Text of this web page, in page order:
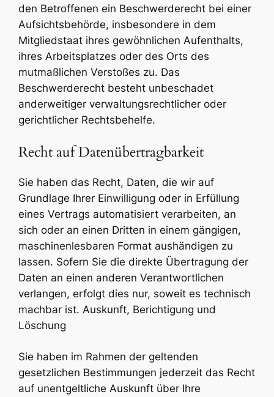
den Betroffenen ein Beschwerderecht bei einer
Aufsichtsbehörde, insbesondere in dem
Mitgliedstaat ihres gewöhnlichen Aufenthalts,
ihres Arbeitsplatzes oder des Orts des
mutmaßlichen Verstoßes zu. Das
Beschwerderecht besteht unbeschadet
anderweitiger verwaltungsrechtlicher oder
gerichtlicher Rechtsbehelfe.
Recht auf Datenübertragbarkeit
Sie haben das Recht, Daten, die wir auf
Grundlage Ihrer Einwilligung oder in Erfüllung
eines Vertrags automatisiert verarbeiten, an
sich oder an einen Dritten in einem gängigen,
maschinenlesbaren Format aushändigen zu
lassen. Sofern Sie die direkte Übertragung der
Daten an einen anderen Verantwortlichen
verlangen, erfolgt dies nur, soweit es technisch
machbar ist. Auskunft, Berichtigung und
Löschung
Sie haben im Rahmen der geltenden
gesetzlichen Bestimmungen jederzeit das Recht
auf unentgeltliche Auskunft über Ihre